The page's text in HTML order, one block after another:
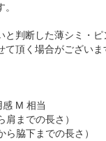
と判断した薄シミ・
て頂く場合がございま
M 相当
までの長さ）
脇下までの長さ）